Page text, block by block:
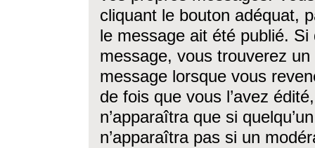
cliquant le bouton adéquat,
le message ait été publié. Si
message, vous trouverez
message lorsque vous
de fois que vous l’avez
n’apparaîtra que si
n’apparaîtra pas si un